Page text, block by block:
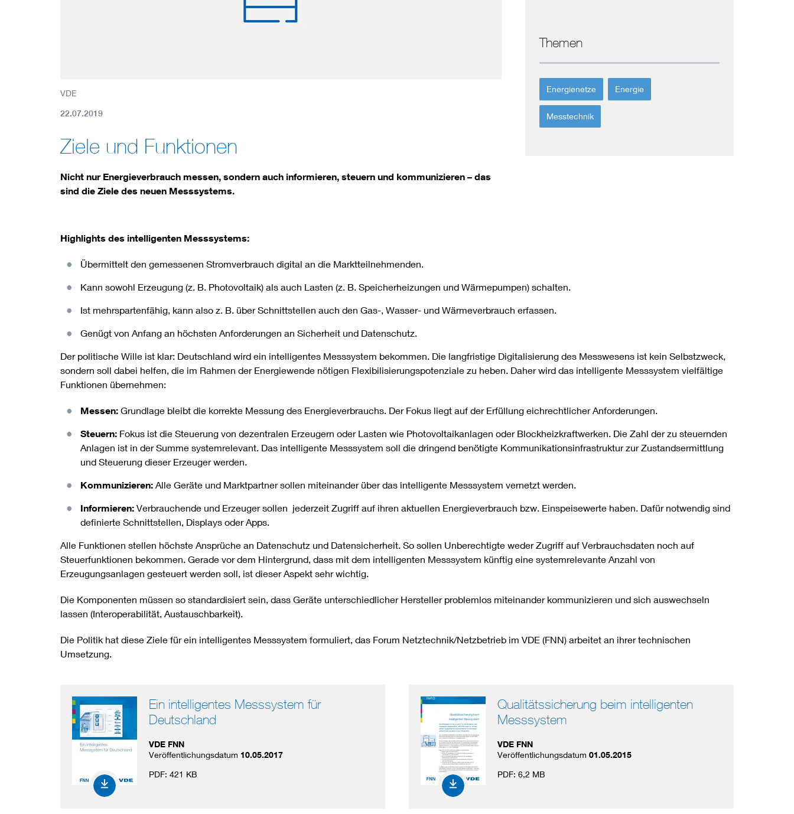
VDE
22.07.2019
Ziele und Funktionen
Nicht nur Energieverbrauch messen, sondern auch informieren, steuern und kommunizieren – das
sind die Ziele des neuen Messsystems.
Themen
Energienetze Energie
Messtechnik
Highlights des intelligenten Messsystems:
Übermittelt den gemessenen Stromverbrauch digital an die Marktteilnehmenden.
Kann sowohl Erzeugung (z. B. Photovoltaik) als auch Lasten (z. B. Speicherheizungen und Wärmepumpen) schalten.
Ist mehrspartenfähig, kann also z. B. über Schnittstellen auch den Gas-, Wasser- und Wärmeverbrauch erfassen.
Genügt von Anfang an höchsten Anforderungen an Sicherheit und Datenschutz.
Der politische Wille ist klar: Deutschland wird ein intelligentes Messsystem bekommen. Die langfristige Digitalisierung des Messwesens ist kein Selbstzweck,
sondern soll dabei helfen, die im Rahmen der Energiewende nötigen Flexibilisierungspotenziale zu heben. Daher wird das intelligente Messsystem vielfältige
Funktionen übernehmen:
Messen: Grundlage bleibt die korrekte Messung des Energieverbrauchs. Der Fokus liegt auf der Erfüllung eichrechtlicher Anforderungen.
Steuern: Fokus ist die Steuerung von dezentralen Erzeugern oder Lasten wie Photovoltaikanlagen oder Blockheizkraftwerken. Die Zahl der zu steuernden
Anlagen ist in der Summe systemrelevant. Das intelligente Messsystem soll die dringend benötigte Kommunikationsinfrastruktur zur Zustandsermittlung
und Steuerung dieser Erzeuger werden.
Kommunizieren: Alle Geräte und Marktpartner sollen miteinander über das intelligente Messsystem vernetzt werden.
Informieren: Verbrauchende und Erzeuger sollen jederzeit Zugriff auf ihren aktuellen Energieverbrauch bzw. Einspeisewerte haben. Dafür notwendig sind
definierte Schnittstellen, Displays oder Apps.
Alle Funktionen stellen höchste Ansprüche an Datenschutz und Datensicherheit. So sollen Unberechtigte weder Zugriff auf Verbrauchsdaten noch auf
Steuerfunktionen bekommen. Gerade vor dem Hintergrund, dass mit dem intelligenten Messsystem künftig eine systemrelevante Anzahl von
Erzeugungsanlagen gesteuert werden soll, ist dieser Aspekt sehr wichtig.
Die Komponenten müssen so standardisiert sein, dass Geräte unterschiedlicher Hersteller problemlos miteinander kommunizieren und sich auswechseln
lassen (Interoperabilität, Austauschbarkeit).
Die Politik hat diese Ziele für ein intelligentes Messsystem formuliert, das Forum Netztechnik/Netzbetrieb im VDE (FNN) arbeitet an ihrer technischen
Umsetzung.
Ein intelligentes Messsystem für
Deutschland
VDE FNN
Veröffentlichungsdatum 10.05.2017
PDF: 421 KB
Qualitätssicherung beim intelligenten
Messsystem
VDE FNN
Veröffentlichungsdatum 01.05.2015
PDF: 6,2 MB